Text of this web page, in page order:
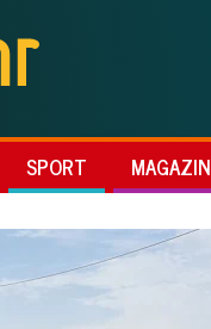
SPORT MAGAZIN